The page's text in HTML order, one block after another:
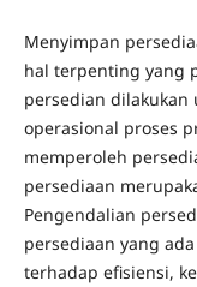
Menyimpan
hal terpenting yang
persedian dilakukan
operasional proses
memperoleh
persediaan
Pengendalian
persediaan yang
terhadap efisiensi,